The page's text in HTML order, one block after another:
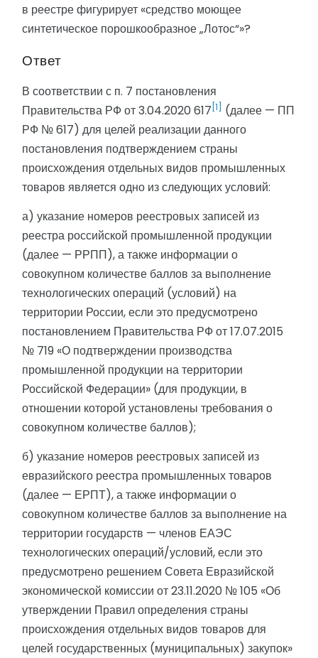
в реестре фигурирует «средство моющее
синтетическое порошкообразное „Лотос“»?
Ответ
В соответствии с п. 7 постановления
Правительства РФ от 3.04.2020 617 [1]
(далее — ПП
РФ № 617) для целей реализации данного
постановления подтверждением страны
происхождения отдельных видов промышленных
товаров является одно из следующих условий:
а) указание номеров реестровых записей из
реестра российской промышленной продукции
(далее — РРПП), а также информации о
совокупном количестве баллов за выполнение
технологических операций (условий) на
территории России, если это предусмотрено
постановлением Правительства РФ от 17.07.2015
№ 719 «О подтверждении производства
промышленной продукции на территории
Российской Федерации» (для продукции, в
отношении которой установлены требования о
совокупном количестве баллов);
б) указание номеров реестровых записей из
евразийского реестра промышленных товаров
(далее — ЕРПТ), а также информации о
совокупном количестве баллов за выполнение на
территории государств — членов ЕАЭС
технологических операций/условий, если это
предусмотрено решением Совета Евразийской
экономической комиссии от 23.11.2020 № 105 «Об
утверждении Правил определения страны
происхождения отдельных видов товаров для
целей государственных (муниципальных) закупок»